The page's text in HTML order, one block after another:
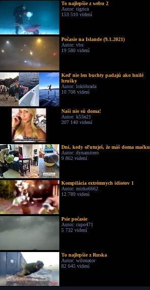
To najlepšie z webu 2
Autor: tigrica
153 510 videní
Počasie na Islande (9.1.2021)
Autor: vbx
19 580 videní
Keď nie len buchty padajú ako hnilé
hrušky
Autor: loktibrada
10 708 videní
Naši nie sú doma!
Autor: k53n21
207 140 videní
Dni, kedy oľutuješ, že máš doma mačku
Autor: dynamitero
9 862 videní
Kompilácia extrémnych idiotov 1
Autor: mirko6662
12 789 videní
Psie počasie
Autor: cupo471
5 732 videní
To najlepšie z Ruska
Autor: wilonator
82 645 videní